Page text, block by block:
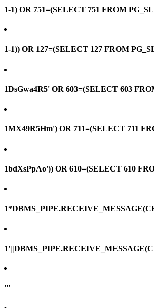
1-1) OR 751=(SELECT 751 FROM
1-1)) OR 127=(SELECT 127 FROM
1DsGwa4R5' OR 603=(SELECT 603
1MX49R5Hm') OR 711=(SELECT 711
1bdXsPpAo')) OR 610=(SELECT 610
'"